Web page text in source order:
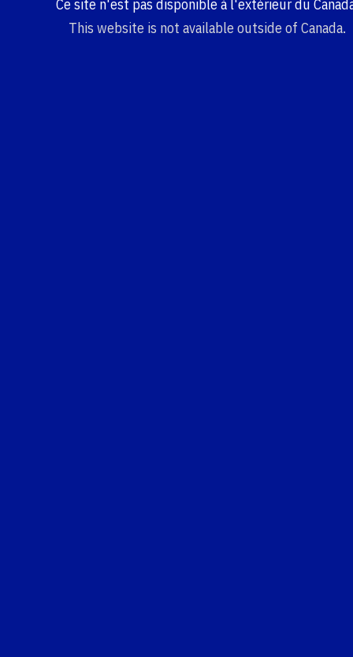
Ce site n'est pas disponible à l'extérieur du
This website is not available outside of Canada.